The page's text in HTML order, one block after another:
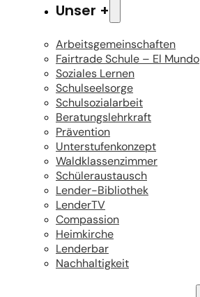
Unser +
Arbeitsgemeinschaften
Fairtrade Schule – El Mundo
Soziales Lernen
Schulseelsorge
Schulsozialarbeit
Beratungslehrkraft
Prävention
Unterstufenkonzept
Waldklassenzimmer
Schüleraustausch
Lender-Bibliothek
LenderTV
Compassion
Heimkirche
Lenderbar
Nachhaltigkeit